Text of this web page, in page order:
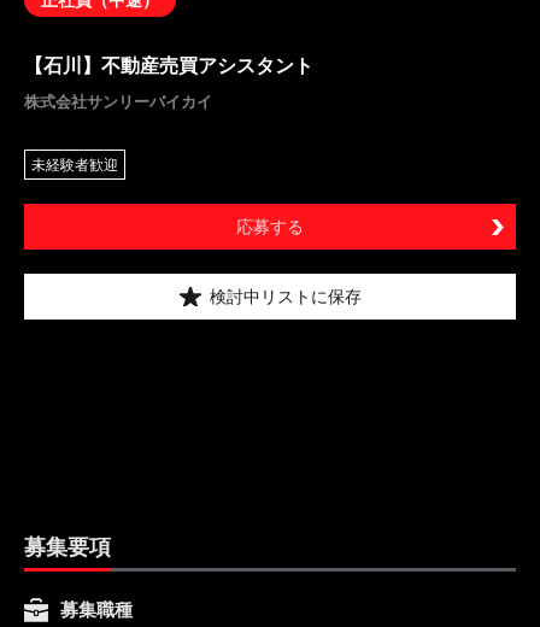
【石川】不動産売買アシスタント
株式会社サンリーバイカイ
未経験者歓迎
応募する
検討中リストに保存
募集要項
募集職種